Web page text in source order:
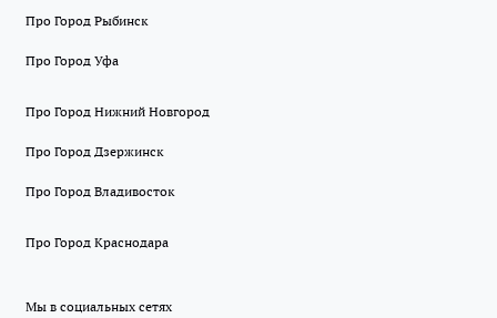
Про Город Рыбинск
Про Город Уфа
Про Город Нижний Новгород
Про Город Дзержинск
Про Город Владивосток
Про Город Краснодара
Мы в социальных сетях